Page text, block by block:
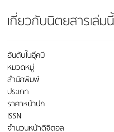
เกี่ยวกับนิตยสารเล่มนี้
อันดับในอุ๊คบี
หมวดหมู่
สำนักพิมพ์
ประเภท
ราคาหน้าปก
ISSN
จำนวนหน้าดิจิตอล